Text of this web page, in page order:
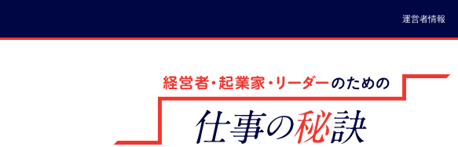
運営者情報